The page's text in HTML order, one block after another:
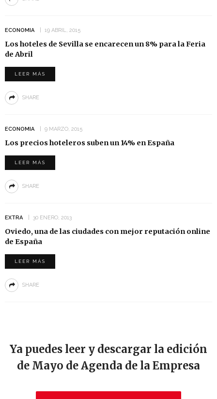
ECONOMIA 19 ABRIL, 2015
Los hoteles de Sevilla se encarecen un 8% para la Feria
de Abril
LEER MÁS
SHARE
ECONOMIA 9 MARZO, 2015
Los precios hoteleros suben un 14% en España
LEER MÁS
SHARE
EXTRA 30 ENERO, 2013
Oviedo, una de las ciudades con mejor reputación online
de España
LEER MÁS
SHARE
Ya puedes leer y descargar la edición
de Mayo de Agenda de la Empresa